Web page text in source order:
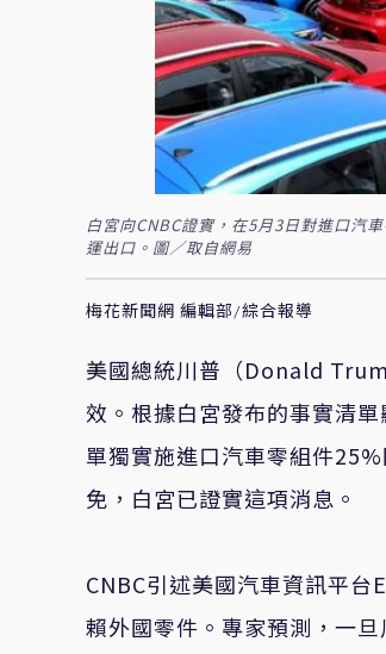
白宮向CNBC證實，在5月3日對進口汽
運出口。圖／取自網易
梅花新聞網 編輯部/綜合報導
美國總統川普（Donald
效。根據白宮發布的事實清
單獨實施進口汽車零組件25%
免，白宮已證實這項消息。
CNBC引述美國汽車資訊平台
賴外國零件。專家預測，一